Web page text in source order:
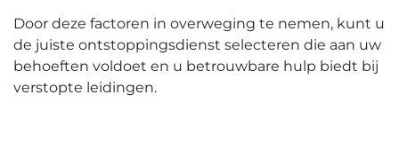
Door deze factoren in overweging te nemen‚ kunt u
de juiste ontstoppingsdienst selecteren die aan uw
behoeften voldoet en u betrouwbare hulp biedt bij
verstopte leidingen.​